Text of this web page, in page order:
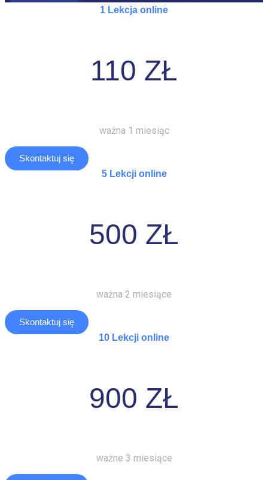
1 Lekcja online
110 ZŁ
ważna 1 miesiąc
Skontaktuj się
5 Lekcji online
500 ZŁ
ważna 2 miesiące
Skontaktuj się
10 Lekcji online
900 ZŁ
ważne 3 miesiące